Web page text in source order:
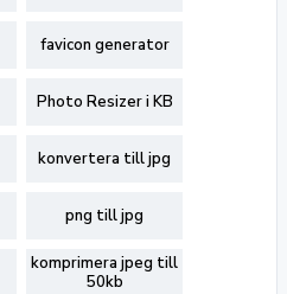
favicon generator
Photo Resizer i KB
konvertera till jpg
png till jpg
komprimera jpeg till
50kb